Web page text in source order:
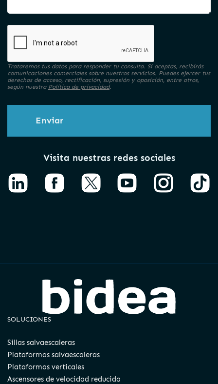
Trataremos tus datos para responder tu consulta. Si aceptas, recibirás
comunicaciones comerciales sobre nuestros servicios. Puedes ejercer tus
derechos de acceso, rectificación, supresión y oposición, entre otros,
según nuestra Política de privacidad.
Enviar
Visita nuestras redes sociales
SOLUCIONES
Sillas salvaescaleras
Plataformas salvaescaleras
Plataformas verticales
Ascensores de velocidad reducida